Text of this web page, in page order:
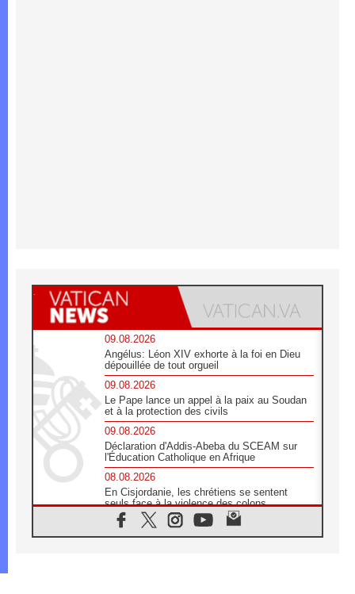
09.08.2026
Angélus: Léon XIV exhorte à la foi en Dieu
dépouillée de tout orgueil
09.08.2026
Le Pape lance un appel à la paix au Soudan
et à la protection des civils
09.08.2026
Déclaration d'Addis-Abeba du SCEAM sur
l'Éducation Catholique en Afrique
08.08.2026
En Cisjordanie, les chrétiens se sentent
seuls face à la violence des colons
08.08.2026
Léon XIV au sanctuaire de Notre Dame du